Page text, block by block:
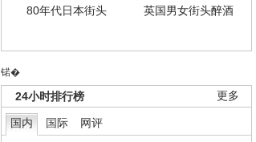
80年代日本街头 英国男女街头醉酒
锘�
更多
24小时排行榜
国内 国际 网评